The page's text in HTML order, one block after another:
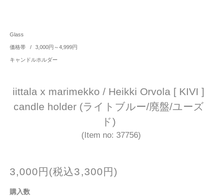
Glass
価格帯 / 3,000円～4,999円
キャンドルホルダー
iittala x marimekko / Heikki Orvola [ KIVI ]
candle holder (ライトブルー/廃盤/ユーズ
ド)
(Item no: 37756)
3,000円(税込3,300円)
購入数